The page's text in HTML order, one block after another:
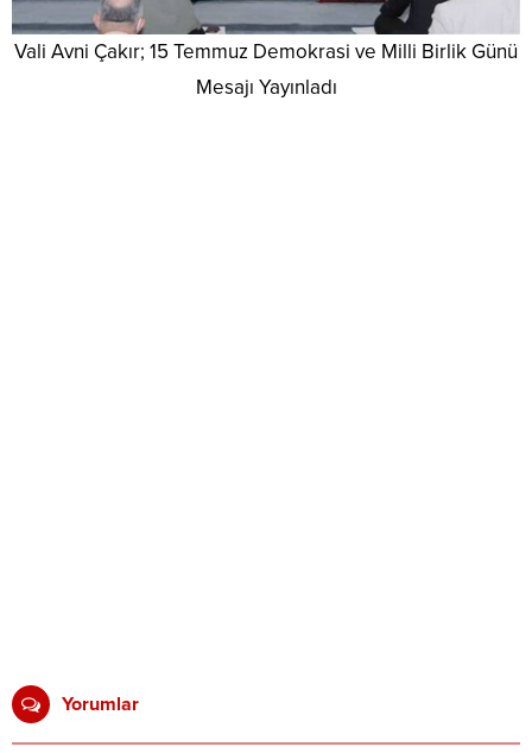
Vali Avni Çakır; 15 Temmuz Demokrasi ve Milli Birlik Günü
Mesajı Yayınladı
Yorumlar